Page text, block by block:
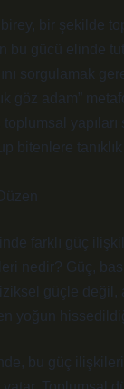
bir şekilde
gücü elinde
sorgulamak
göz adam”
toplumsal
bitenlere
farklı güç
nedir? Güç,
güçle
yoğun
bu güç